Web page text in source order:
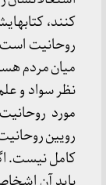
کنند،
روحانیت
میان مردم
نظر سواد و
مورد
رویین
کامل نیست.